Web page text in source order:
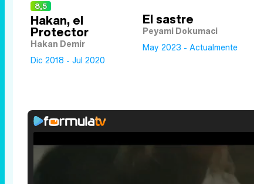
8,5
Hakan, el
Protector
Hakan Demir
Dic 2018 - Jul 2020
El sastre
Peyami Dokumaci
May 2023 - Actualmente